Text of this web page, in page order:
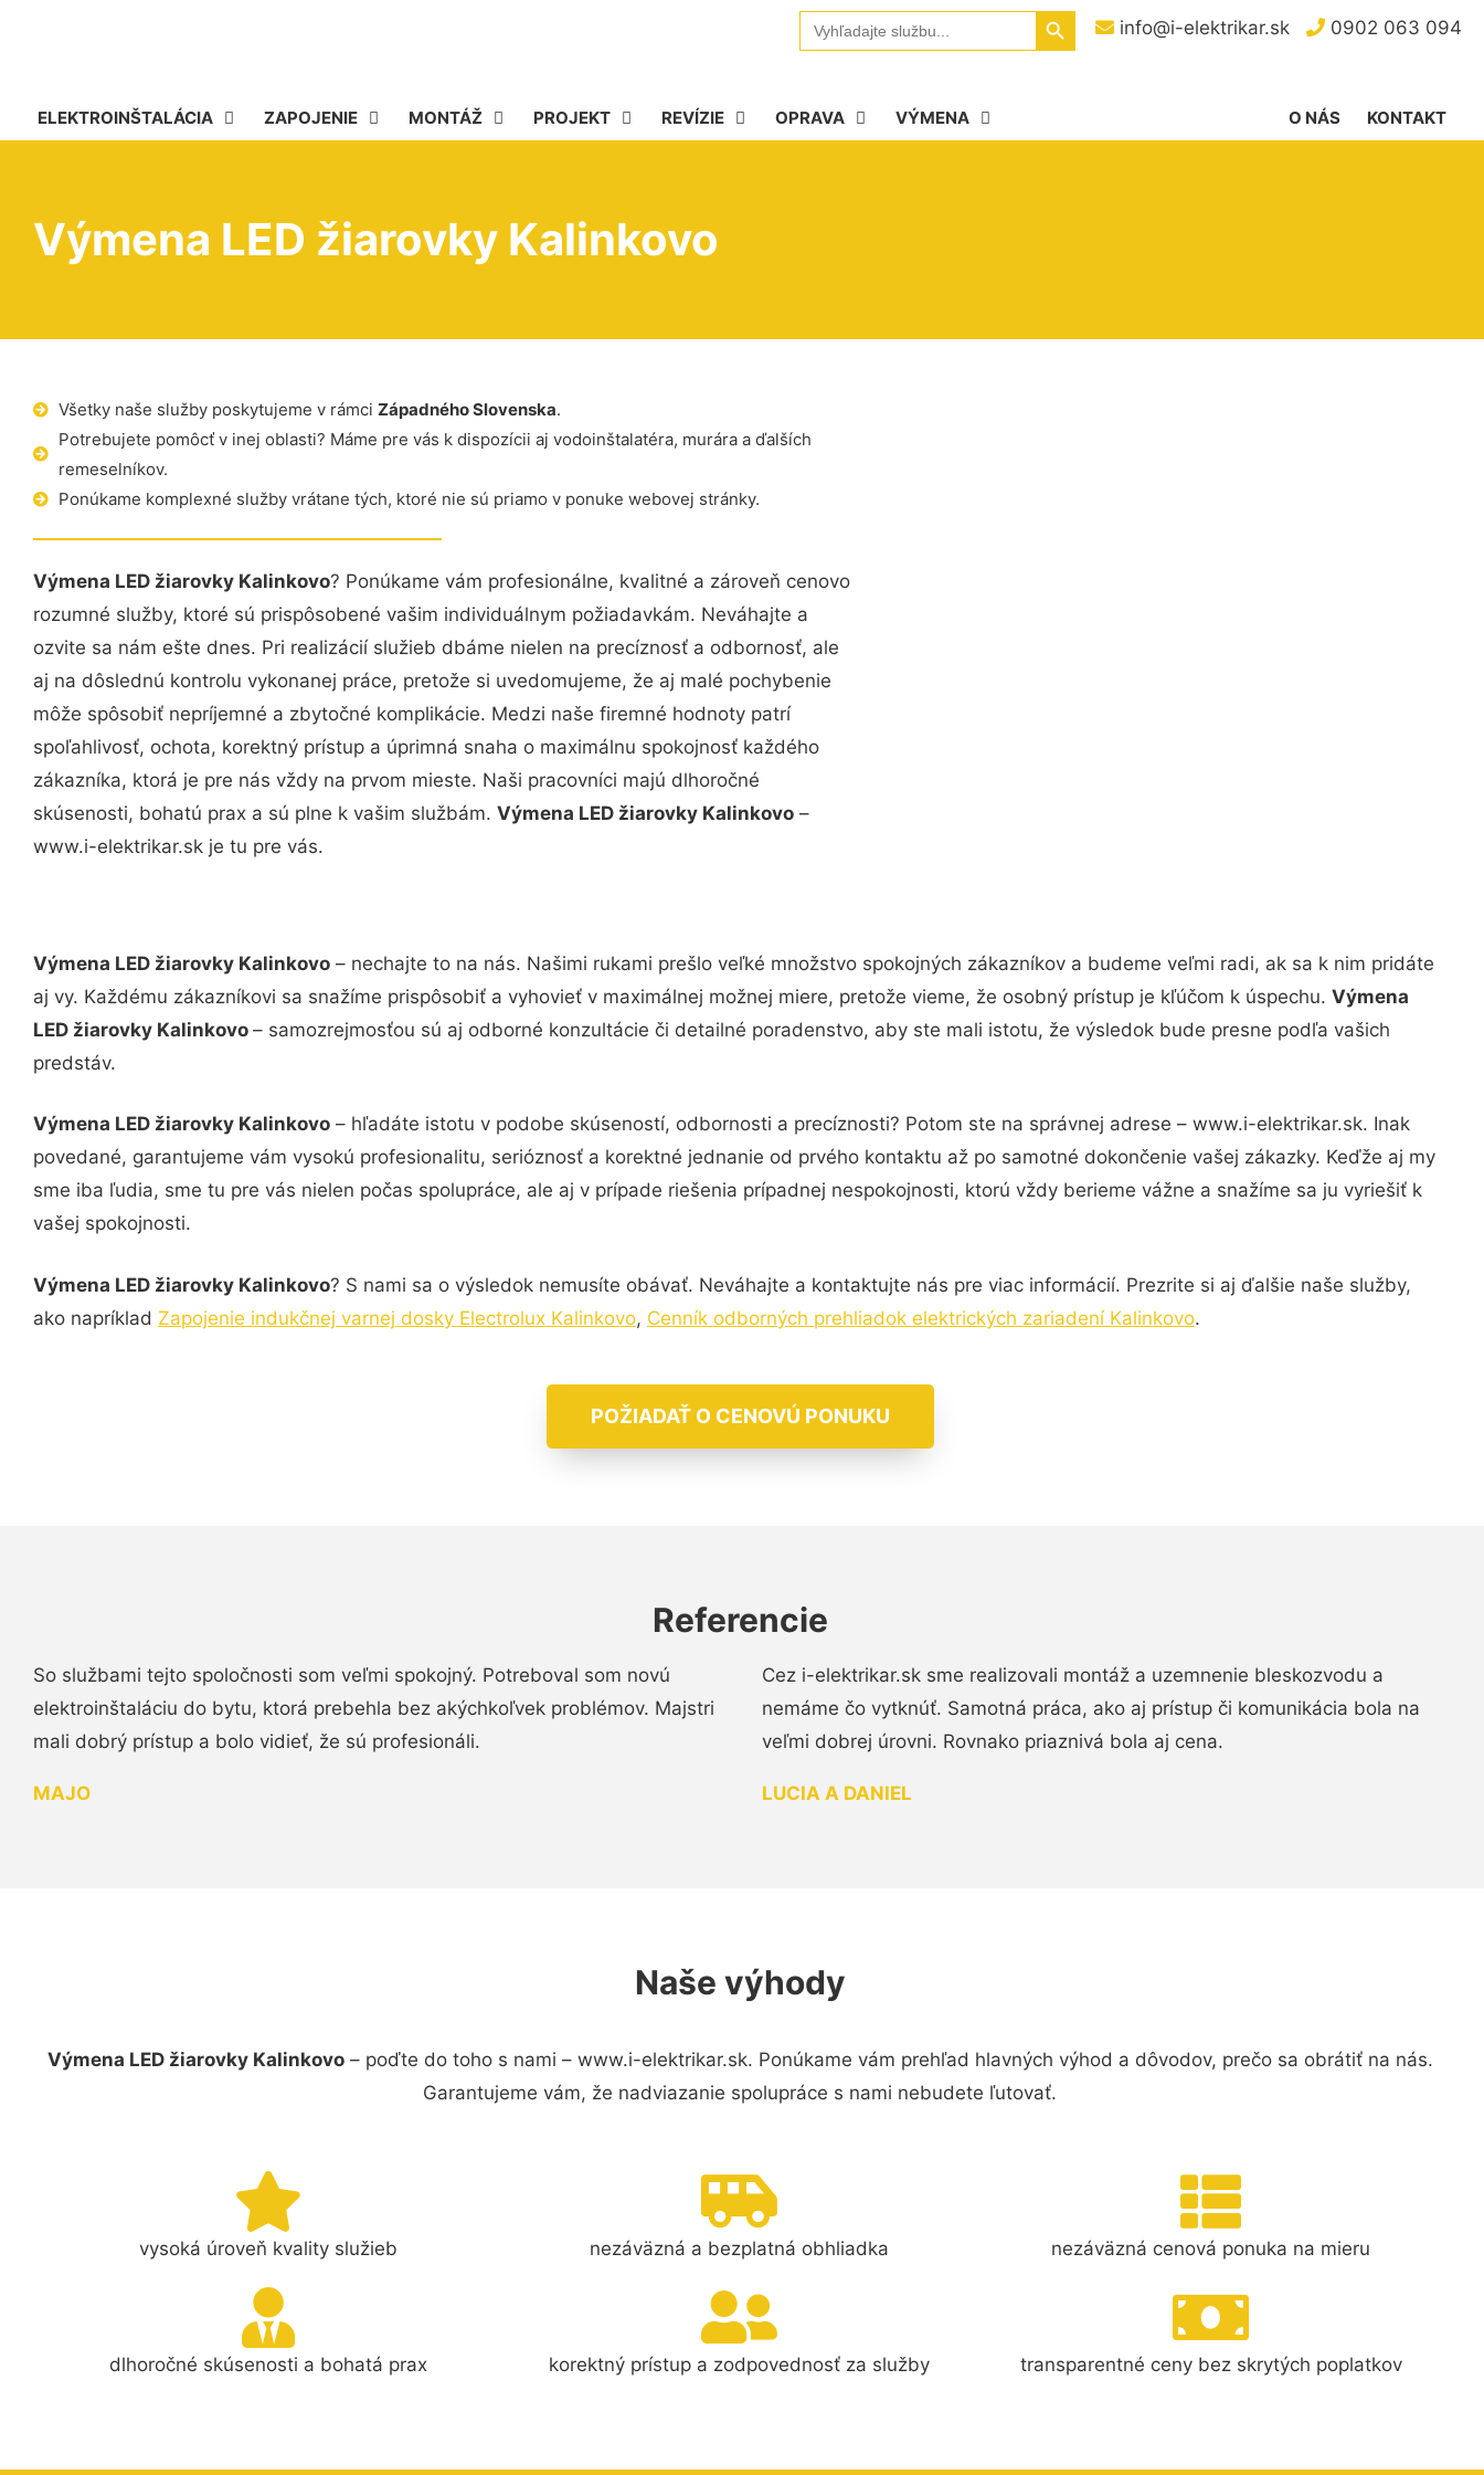
info@i-elektrikar.sk 0902 063 094
Search
for:
Search Button
ELEKTROINŠTALÁCIA ZAPOJENIE MONTÁŽ PROJEKT REVÍZIE OPRAVA VÝMENA KONTAKT
O NÁS
Výmena LED žiarovky Kalinkovo
Všetky naše služby poskytujeme v rámci Západného Slovenska.
Potrebujete pomôcť v inej oblasti? Máme pre vás k dispozícii aj vodoinštalatéra, murára a ďalších
remeselníkov.
Ponúkame komplexné služby vrátane tých, ktoré nie sú priamo v ponuke webovej stránky.
Výmena LED žiarovky Kalinkovo? Ponúkame vám profesionálne, kvalitné a zároveň cenovo
rozumné služby, ktoré sú prispôsobené vašim individuálnym požiadavkám. Neváhajte a
ozvite sa nám ešte dnes. Pri realizácií služieb dbáme nielen na precíznosť a odbornosť, ale
aj na dôslednú kontrolu vykonanej práce, pretože si uvedomujeme, že aj malé pochybenie
môže spôsobiť nepríjemné a zbytočné komplikácie. Medzi naše firemné hodnoty patrí
spoľahlivosť, ochota, korektný prístup a úprimná snaha o maximálnu spokojnosť každého
zákazníka, ktorá je pre nás vždy na prvom mieste. Naši pracovníci majú dlhoročné
skúsenosti, bohatú prax a sú plne k vašim službám. Výmena LED žiarovky Kalinkovo –
www.i-elektrikar.sk je tu pre vás.
Výmena LED žiarovky Kalinkovo – nechajte to na nás. Našimi rukami prešlo veľké množstvo spokojných zákazníkov a budeme veľmi radi, ak sa k nim pridáte
aj vy. Každému zákazníkovi sa snažíme prispôsobiť a vyhovieť v maximálnej možnej miere, pretože vieme, že osobný prístup je kľúčom k úspechu. Výmena
LED žiarovky Kalinkovo – samozrejmosťou sú aj odborné konzultácie či detailné poradenstvo, aby ste mali istotu, že výsledok bude presne podľa vašich
predstáv.
Výmena LED žiarovky Kalinkovo – hľadáte istotu v podobe skúseností, odbornosti a precíznosti? Potom ste na správnej adrese – www.i-elektrikar.sk. Inak
povedané, garantujeme vám vysokú profesionalitu, serióznosť a korektné jednanie od prvého kontaktu až po samotné dokončenie vašej zákazky. Keďže aj my
sme iba ľudia, sme tu pre vás nielen počas spolupráce, ale aj v prípade riešenia prípadnej nespokojnosti, ktorú vždy berieme vážne a snažíme sa ju vyriešiť k
vašej spokojnosti.
Výmena LED žiarovky Kalinkovo? S nami sa o výsledok nemusíte obávať. Neváhajte a kontaktujte nás pre viac informácií. Prezrite si aj ďalšie naše služby,
ako napríklad Zapojenie indukčnej varnej dosky Electrolux Kalinkovo, Cenník odborných prehliadok elektrických zariadení Kalinkovo.
POŽIADAŤ O CENOVÚ PONUKU
Referencie
So službami tejto spoločnosti som veľmi spokojný. Potreboval som novú
elektroinštaláciu do bytu, ktorá prebehla bez akýchkoľvek problémov. Majstri
mali dobrý prístup a bolo vidieť, že sú profesionáli.
MAJO
Cez i-elektrikar.sk sme realizovali montáž a uzemnenie bleskozvodu a
nemáme čo vytknúť. Samotná práca, ako aj prístup či komunikácia bola na
veľmi dobrej úrovni. Rovnako priaznivá bola aj cena.
LUCIA A DANIEL
Naše výhody
Výmena LED žiarovky Kalinkovo– poďte do toho s nami – www.i-elektrikar.sk. Ponúkame vám prehľad hlavných výhod a dôvodov, prečo sa obrátiť na nás.
Garantujeme vám, že nadviazanie spolupráce s nami nebudete ľutovať.
vysoká úroveň kvality služieb nezáväzná a bezplatná obhliadka nezáväzná cenová ponuka na mieru
dlhoročné skúsenosti a bohatá prax korektný prístup a zodpovednosť za služby transparentné ceny bez skrytých poplatkov